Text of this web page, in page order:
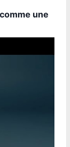
une